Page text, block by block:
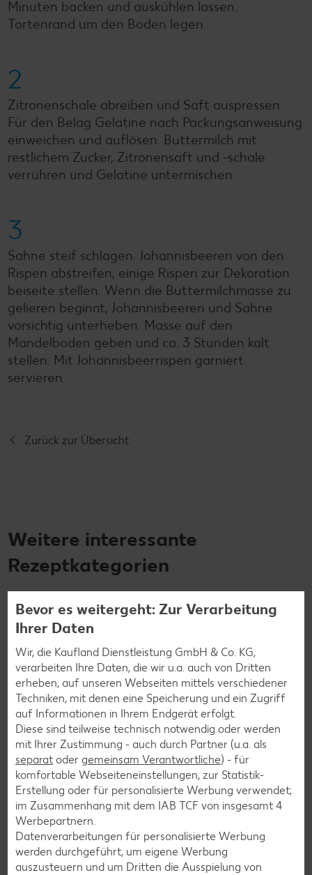
Minuten backen und auskühlen lassen.
Tortenrand um den Boden legen.
2
Zitronenschale abreiben und Saft auspressen.
Für den Belag Gelatine nach Packungsanweisung
einweichen und auflösen. Buttermilch mit
restlichem Zucker, Zitronensaft und -schale
verrühren und Gelatine untermischen.
3
Sahne steif schlagen. Johannisbeeren von den
Rispen abstreifen, einige Rispen zur Dekoration
beiseite stellen. Wenn die Buttermilchmasse zu
gelieren beginnt, Johannisbeeren und Sahne
vorsichtig unterheben. Masse auf den
Mandelboden geben und ca. 3 Stunden kalt
stellen. Mit Johannisbeerrispen garniert
servieren.
Zurück zur Übersicht
Weitere interessante
Rezeptkategorien
Burger-Rezepte
Pizza-Rezepte
Pasta-Rezepte
Sushi-Rezepte
Raclette-Rezepte
Flammkuchen-Rezepte
Frühstücksrezepte
Salat-Rezepte
Spargel-Rezepte
Fleisch-Rezepte
Bevor es weitergeht: Zur Verarbeitung
Ihrer Daten
Wir, die Kaufland Dienstleistung GmbH & Co. KG,
verarbeiten Ihre Daten, die wir u.a. auch von Dritten
erheben, auf unseren Webseiten mittels verschiedener
Techniken, mit denen eine Speicherung und ein Zugriff
auf Informationen in Ihrem Endgerät erfolgt.
Diese sind teilweise technisch notwendig oder werden
mit Ihrer Zustimmung - auch durch Partner (u.a. als
separat oder gemeinsam Verantwortliche) - für
komfortable Webseiteneinstellungen, zur Statistik-
Erstellung oder für personalisierte Werbung verwendet;
im Zusammenhang mit dem IAB TCF von insgesamt 4
Werbepartnern.
Datenverarbeitungen für personalisierte Werbung
werden durchgeführt, um eigene Werbung
auszusteuern und um Dritten die Ausspielung von